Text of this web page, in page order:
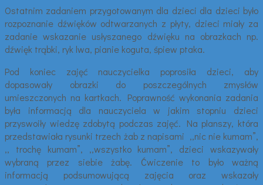
Ostatnim zadaniem przygotowanym dla dzieci dla dzieci było
rozpoznanie dźwięków odtwarzanych z płyty, dzieci miały za
zadanie wskazanie usłyszanego dźwięku na obrazkach np.
dźwięk trąbki, ryk lwa, pianie koguta, śpiew ptaka.
Pod koniec zajęć nauczycielka poprosiła dzieci, aby
dopasowały obrazki do poszczególnych zmysłów
umieszczonych na kartkach. Poprawność wykonania zadania
była informacją dla nauczyciela w jakim stopniu dzieci
przyswoiły wiedzę zdobytą podczas zajęć. Na planszy, która
przedstawiała rysunki trzech żab z napisami ,,nic nie kumam”,
,, trochę kumam”, ,,wszystko kumam”, dzieci wskazywały
wybraną przez siebie żabę. Ćwiczenie to było ważną
informacją podsumowującą zajęcia oraz wskazały